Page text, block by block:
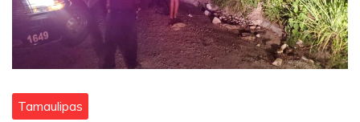
Tamaulipas